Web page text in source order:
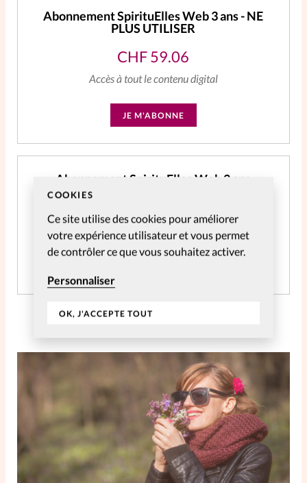
COOKIES
Ce site utilise des cookies pour améliorer
votre expérience utilisateur et vous permet
de contrôler ce que vous souhaitez activer.
Personnaliser
OK, J'ACCEPTE TOUT
Abonnement SpirituElles Web 3 ans - NE
PLUS UTILISER
CHF59.06
Accès à tout le contenu digital
JE M'ABONNE
Abonnement SpirituElles Web 2 ans
Accès à tout le contenu digital pendant 2 ans